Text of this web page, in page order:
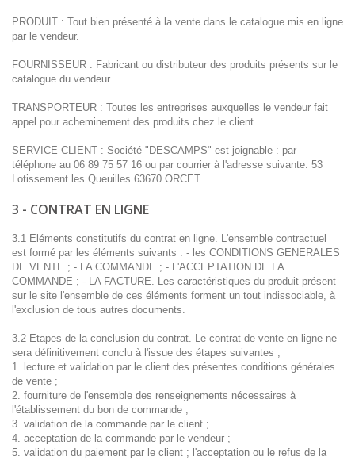
PRODUIT : Tout bien présenté à la vente dans le catalogue mis en ligne
par le vendeur.
FOURNISSEUR : Fabricant ou distributeur des produits présents sur le
catalogue du vendeur.
TRANSPORTEUR : Toutes les entreprises auxquelles le vendeur fait
appel pour acheminement des produits chez le client.
SERVICE CLIENT : Société "DESCAMPS" est joignable : par
téléphone au 06 89 75 57 16 ou par courrier à l'adresse suivante: 53
Lotissement les Queuilles 63670 ORCET.
3 - CONTRAT EN LIGNE
3.1 Eléments constitutifs du contrat en ligne. L'ensemble contractuel
est formé par les éléments suivants : - les CONDITIONS GENERALES
DE VENTE ; - LA COMMANDE ; - L'ACCEPTATION DE LA
COMMANDE ; - LA FACTURE. Les caractéristiques du produit présent
sur le site l'ensemble de ces éléments forment un tout indissociable, à
l'exclusion de tous autres documents.
3.2 Etapes de la conclusion du contrat. Le contrat de vente en ligne ne
sera définitivement conclu à l'issue des étapes suivantes ;
1. lecture et validation par le client des présentes conditions générales
de vente ;
2. fourniture de l'ensemble des renseignements nécessaires à
l'établissement du bon de commande ;
3. validation de la commande par le client ;
4. acceptation de la commande par le vendeur ;
5. validation du paiement par le client ; l'acceptation ou le refus de la